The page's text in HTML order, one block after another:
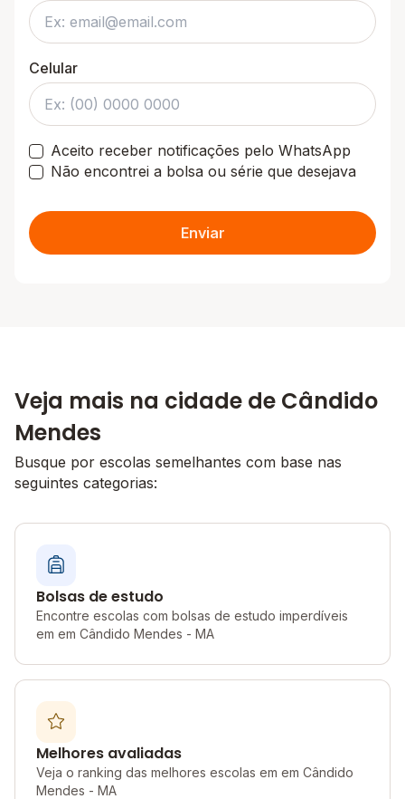
Celular
Aceito receber notificações pelo WhatsApp
Não encontrei a bolsa ou série que desejava
Enviar
Veja mais na cidade de Cândido
Mendes
Busque por escolas semelhantes com base nas
seguintes categorias:
Bolsas de estudo
Encontre escolas com bolsas de estudo imperdíveis
em em Cândido Mendes - MA
Melhores avaliadas
Veja o ranking das melhores escolas em em Cândido
Mendes - MA